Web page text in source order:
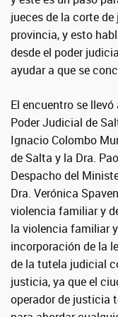
jueces de la corte
provincia, y esto
desde el poder
ayudar a que se
El encuentro se
Poder Judicial de
Ignacio Colombo
de Salta y la Dra.
Despacho del
Dra. Verónica
violencia familiar y
la violencia familiar
incorporación de la
de la tutela judicial
justicia, ya que el
operador de justicia